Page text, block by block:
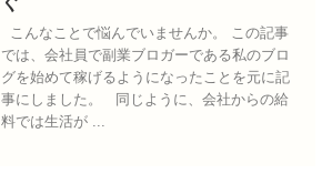
こんなことで悩んでいませんか。 この記事
では、会社員で副業ブロガーである私のブロ
グを始めて稼げるようになったことを元に記
事にしました。 同じように、会社からの給
料では生活が ...